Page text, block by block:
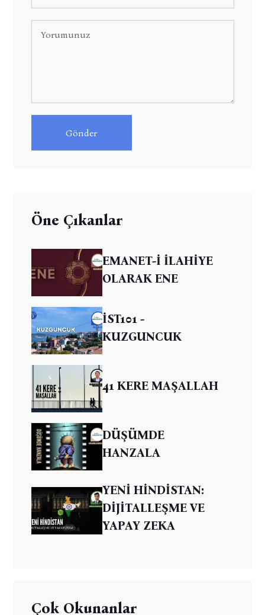
Gönder
Öne Çıkanlar
EMANET-İ İLAHİYE
OLARAK ENE
İST101 -
KUZGUNCUK
41 KERE MAŞALLAH
DÜŞÜMDE
HANZALA
YENİ HİNDİSTAN:
DİJİTALLEŞME VE
YAPAY ZEKA
Çok Okunanlar